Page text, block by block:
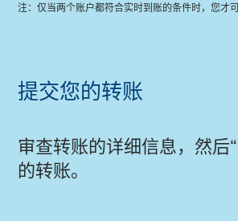
注：仅当两个账户都符合实时到账的条件时，您才
提交您的转账
审查转账的详细信息，然后
的转账。